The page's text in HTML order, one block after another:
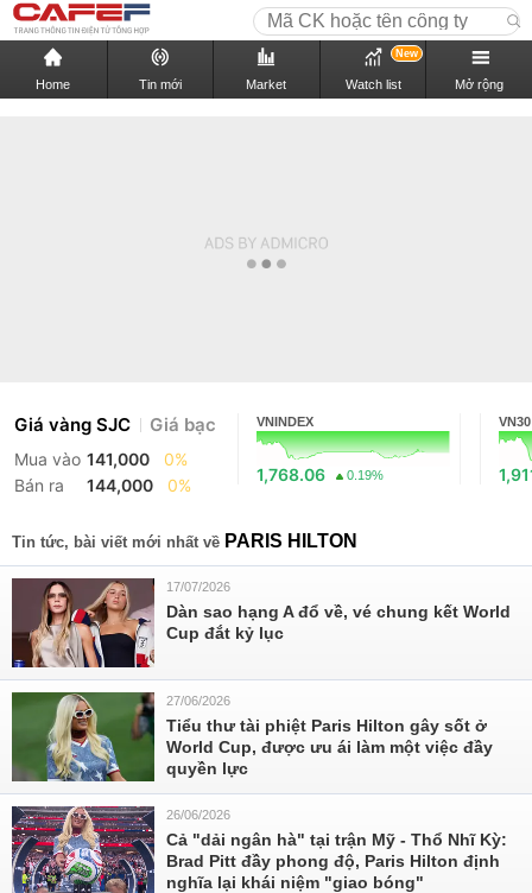
Home Tin mới Market Watch list
New
Mở rộng
Giá vàng SJC Giá bạc
Mua vào 141,000
0%
Bán ra
144,000 0%
VNINDEX
1,768.06 0.19%
VN30
Tin tức, bài viết mới nhất về PARIS HILTON
17/07/2026
Dàn sao hạng A đổ về, vé chung kết World
Cup đắt kỷ lục
27/06/2026
Tiểu thư tài phiệt Paris Hilton gây sốt ở
World Cup, được ưu ái làm một việc đầy
quyền lực
26/06/2026
Cả "dải ngân hà" tại trận Mỹ - Thổ Nhĩ Kỳ:
Brad Pitt đầy phong độ, Paris Hilton định
nghĩa lại khái niệm "giao bóng"